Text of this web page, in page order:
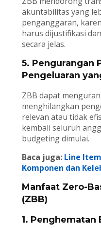
akuntabilitas yang
penganggaran,
harus dijustifikasi
secara jelas.
5. Pengurangan
Pengeluaran
ZBB dapat
menghilangkan
relevan atau tidak
kembali seluruh
budgeting dimulai.
Baca juga: Line
Komponen dan
Manfaat Zero-
(ZBB)
1. Penghematan